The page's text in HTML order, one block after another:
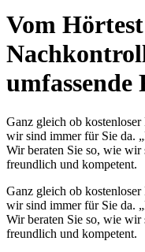
Vom
umfassende
Ganz gleich ob
wir sind immer für Sie da.
Wir beraten Sie so, wie wir
freundlich und kompetent.
Ganz gleich ob
wir sind immer für Sie da.
Wir beraten Sie so, wie wir
freundlich und kompetent.